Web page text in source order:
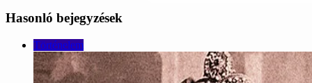
Hasonló bejegyzések
Történelem